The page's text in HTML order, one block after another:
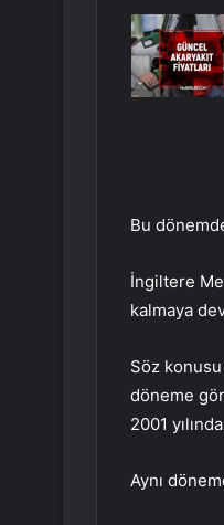
Bu
İngiltere
kalmaya
Söz konusu
döneme
2001
Aynı